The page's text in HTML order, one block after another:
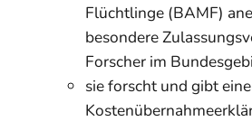
Flüchtlinge (BAMF)
besondere
Forscher im
sie forscht und gibt eine